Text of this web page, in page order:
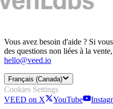
Vous avez besoin d'aide ? Si
des questions non liées à la
hello@veed.io
Français (Canada)
Cookies Settings
VEED on X
YouTube